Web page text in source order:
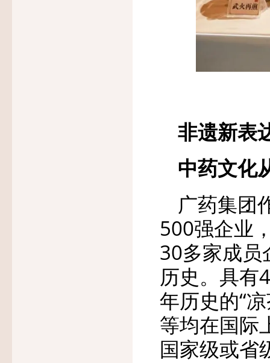
非遗新表
中药文化
广药集团
500强企业
30多家成员
历史。具有
年历史的“
等均在国际
国家级或省